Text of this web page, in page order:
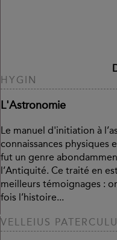
HYGIN
L'Astronomie
Le manuel d'initiation à
connaissances physiques
fut un genre
l’Antiquité. Ce traité en
meilleurs témoignages :
fois l’histoire...
VELLEIUS